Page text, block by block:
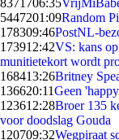
8371706:35
5447201:09Random
178309:46PostNL-
173912:42VS: kans
munitietekort wordt
168413:26Britney
136620:11Geen
123612:28Broer 135
voor doodslag Gouda
120709:32Wegpiraat